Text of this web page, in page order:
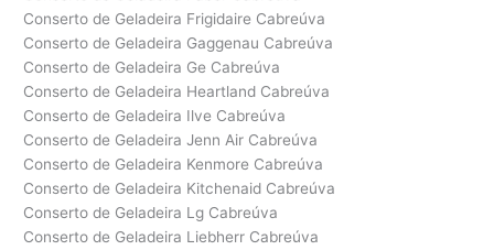
Conserto de Geladeira Frigidaire Cabreúva
Conserto de Geladeira Gaggenau Cabreúva
Conserto de Geladeira Ge Cabreúva
Conserto de Geladeira Heartland Cabreúva
Conserto de Geladeira Ilve Cabreúva
Conserto de Geladeira Jenn Air Cabreúva
Conserto de Geladeira Kenmore Cabreúva
Conserto de Geladeira Kitchenaid Cabreúva
Conserto de Geladeira Lg Cabreúva
Conserto de Geladeira Liebherr Cabreúva